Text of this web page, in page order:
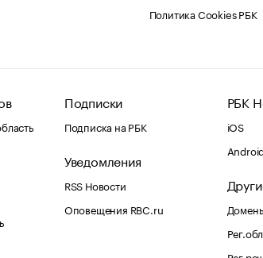
Политика Cookies РБК
Подписки
Подписка на РБК
Уведомления
RSS Новости
Оповещения RBC.ru
РБК
iOS